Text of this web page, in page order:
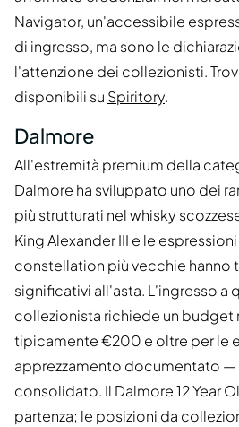
Navigator, un'accessibile
di ingresso, ma sono le
l'attenzione dei collezionisti.
disponibili su Spiritory.
Dalmore
All'estremità premium della
Dalmore ha sviluppato uno dei
più strutturati nel whisky
King Alexander III e le
constellation più vecchie hanno
significativi all'asta. L'ingresso a
collezionista richiede un
tipicamente €200 e oltre per le
apprezzamento documentato —
consolidato. Il Dalmore 12 Year
partenza; le posizioni da